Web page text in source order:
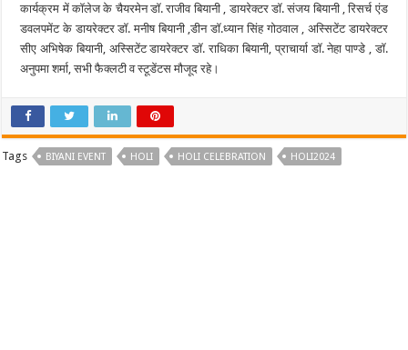
कार्यक्रम में कॉलेज के चैयरमेन डॉ. राजीव बियानी , डायरेक्टर डॉ. संजय बियानी , रिसर्च एंड
डवलपमेंट के डायरेक्टर डॉ. मनीष बियानी ,डीन डॉ.ध्यान सिंह गोठवाल , अस्सिटेंट डायरेक्टर
सीए अभिषेक बियानी, अस्सिटेंट डायरेक्टर डॉ. राधिका बियानी, प्राचार्या डॉ. नेहा पाण्डे , डॉ.
अनुपमा शर्मा, सभी फैक्लटी व स्टूडेंटस मौजूद रहे।
Tags BIYANI EVENT HOLI HOLI CELEBRATION HOLI2024